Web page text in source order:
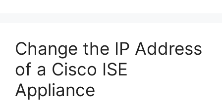
Change the IP Address
of a Cisco ISE
Appliance